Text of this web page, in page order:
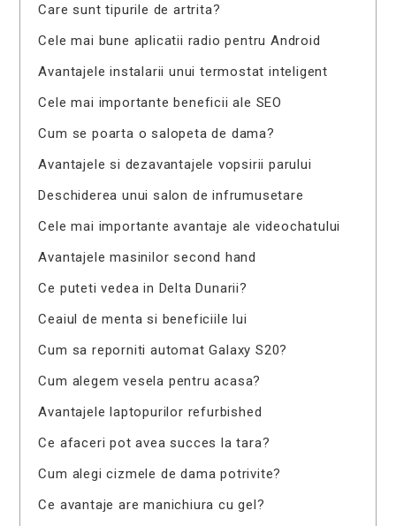
Care sunt tipurile de artrita?
Cele mai bune aplicatii radio pentru Android
Avantajele instalarii unui termostat inteligent
Cele mai importante beneficii ale SEO
Cum se poarta o salopeta de dama?
Avantajele si dezavantajele vopsirii parului
Deschiderea unui salon de infrumusetare
Cele mai importante avantaje ale videochatului
Avantajele masinilor second hand
Ce puteti vedea in Delta Dunarii?
Ceaiul de menta si beneficiile lui
Cum sa reporniti automat Galaxy S20?
Cum alegem vesela pentru acasa?
Avantajele laptopurilor refurbished
Ce afaceri pot avea succes la tara?
Cum alegi cizmele de dama potrivite?
Ce avantaje are manichiura cu gel?